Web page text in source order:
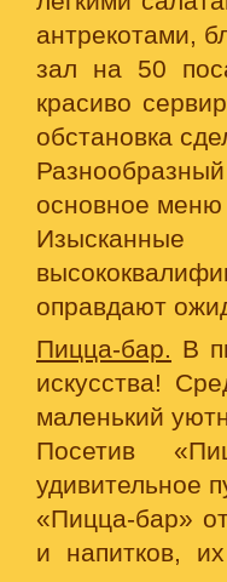
антрекотами,
зал на 50
красиво
обстановка
основное
оправдают
Пицца-бар. В
искусства!
маленький
Посетив
удивительное
«Пицца-бар»
и напитков,